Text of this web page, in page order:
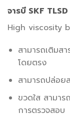
จารบี SKF
High viscosity
สามารถเติมส
โดยตรง
สามารถปล่อย
ขวดใส สามาร
การตรวจสอบ